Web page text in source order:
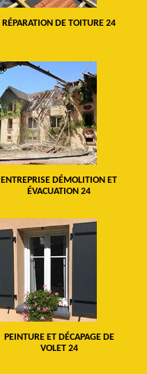
RÉPARATION DE TOITURE 24
ENTREPRISE DÉMOLITION ET
ÉVACUATION 24
PEINTURE ET DÉCAPAGE DE
VOLET 24